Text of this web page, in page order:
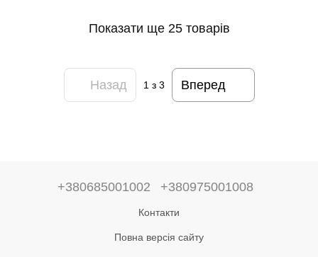
Показати ще 25 товарів
Назад 1 з 3 Вперед
+380685001002 +380975001008
Контакти
Повна версія сайту